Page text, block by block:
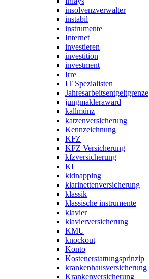
insolvenzverwalter
instabil
instrumente
Internet
investieren
investition
investment
Irre
IT Spezialisten
Jahresarbeitsentgeltgrenze
jungmakleraward
kallmünz
katzenversicherung
Kennzeichnung
KFZ
KFZ Versicherung
kfzversicherung
KI
kidnapping
klarinettenversicherung
klassik
klassische instrumente
klavier
klavierversicherung
KMU
knockout
Konto
Kostenerstattungsprinzip
krankenhausversicherung
Krankenversicherung